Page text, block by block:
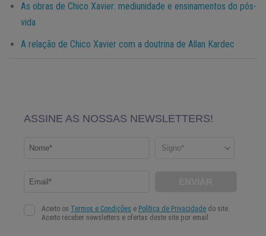
As obras de Chico Xavier: mediunidade e ensinamentos do pós-
vida
A relação de Chico Xavier com a doutrina de Allan Kardec